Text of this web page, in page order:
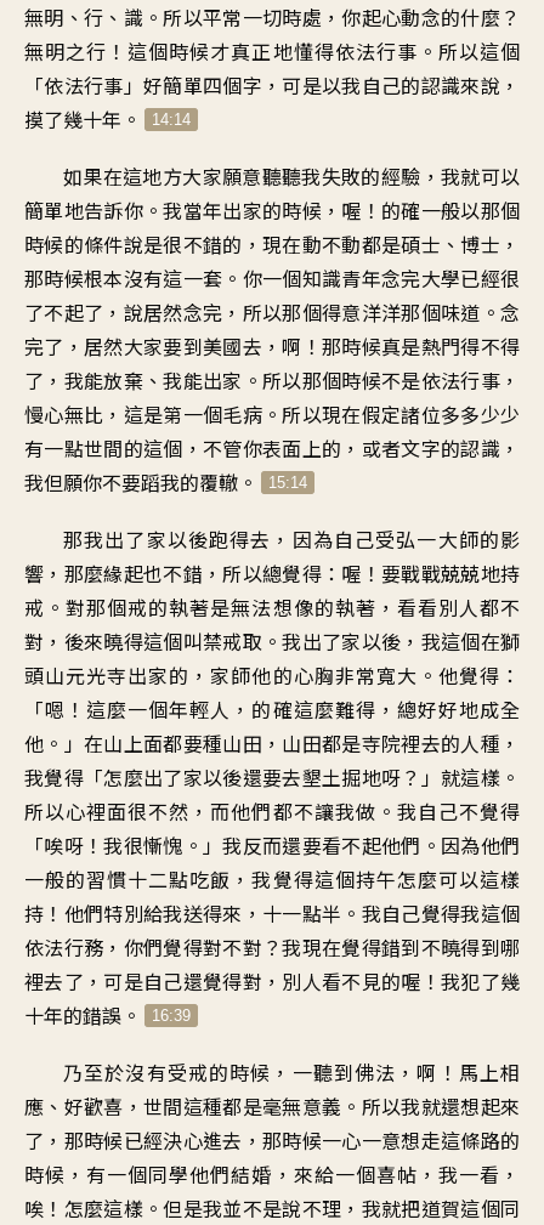
無明、行、識。所以平常一切時處，你起心動念的什麼？
無明之行！這個時候才真正地懂得依法行事。所以這個
「依法行事」好簡單四個字，可是以我自己的認識來說，
摸了幾十年。
14:14
如果在這地方大家願意聽聽我失敗的經驗，我就可以
簡單地告訴你。我當年出家的時候，喔！的確一般以那個
時候的條件說是很不錯的，現在動不動都是碩士、博士，
那時候根本沒有這一套。你一個知識青年念完大學已經很
了不起了，說居然念完，所以那個得意洋洋那個味道。念
完了，居然大家要到美國去，啊！那時候真是熱門得不得
了，我能放棄、我能出家。所以那個時候不是依法行事，
慢心無比，這是第一個毛病。所以現在假定諸位多多少少
有一點世間的這個，不管你表面上的，或者文字的認識，
我但願你不要蹈我的覆轍。
15:14
那我出了家以後跑得去，因為自己受弘一大師的影
響，那麼緣起也不錯，所以總覺得：喔！要戰戰兢兢地持
戒。對那個戒的執著是無法想像的執著，看看別人都不
對，後來曉得這個叫禁戒取。我出了家以後，我這個在獅
頭山元光寺出家的，家師他的心胸非常寬大。他覺得：
「嗯！這麼一個年輕人，的確這麼難得，總好好地成全
他。」在山上面都要種山田，山田都是寺院裡去的人種，
我覺得「怎麼出了家以後還要去墾土掘地呀？」就這樣。
所以心裡面很不然，而他們都不讓我做。我自己不覺得
「唉呀！我很慚愧。」我反而還要看不起他們。因為他們
一般的習慣十二點吃飯，我覺得這個持午怎麼可以這樣
持！他們特別給我送得來，十一點半。我自己覺得我這個
依法行務，你們覺得對不對？我現在覺得錯到不曉得到哪
裡去了，可是自己還覺得對，別人看不見的喔！我犯了幾
十年的錯誤。
16:39
乃至於沒有受戒的時候，一聽到佛法，啊！馬上相
應、好歡喜，世間這種都是毫無意義。所以我就還想起來
了，那時候已經決心進去，那時候一心一意想走這條路的
時候，有一個同學他們結婚，來給一個喜帖，我一看，
唉！怎麼這樣。但是我並不是說不理，我就把道賀這個同